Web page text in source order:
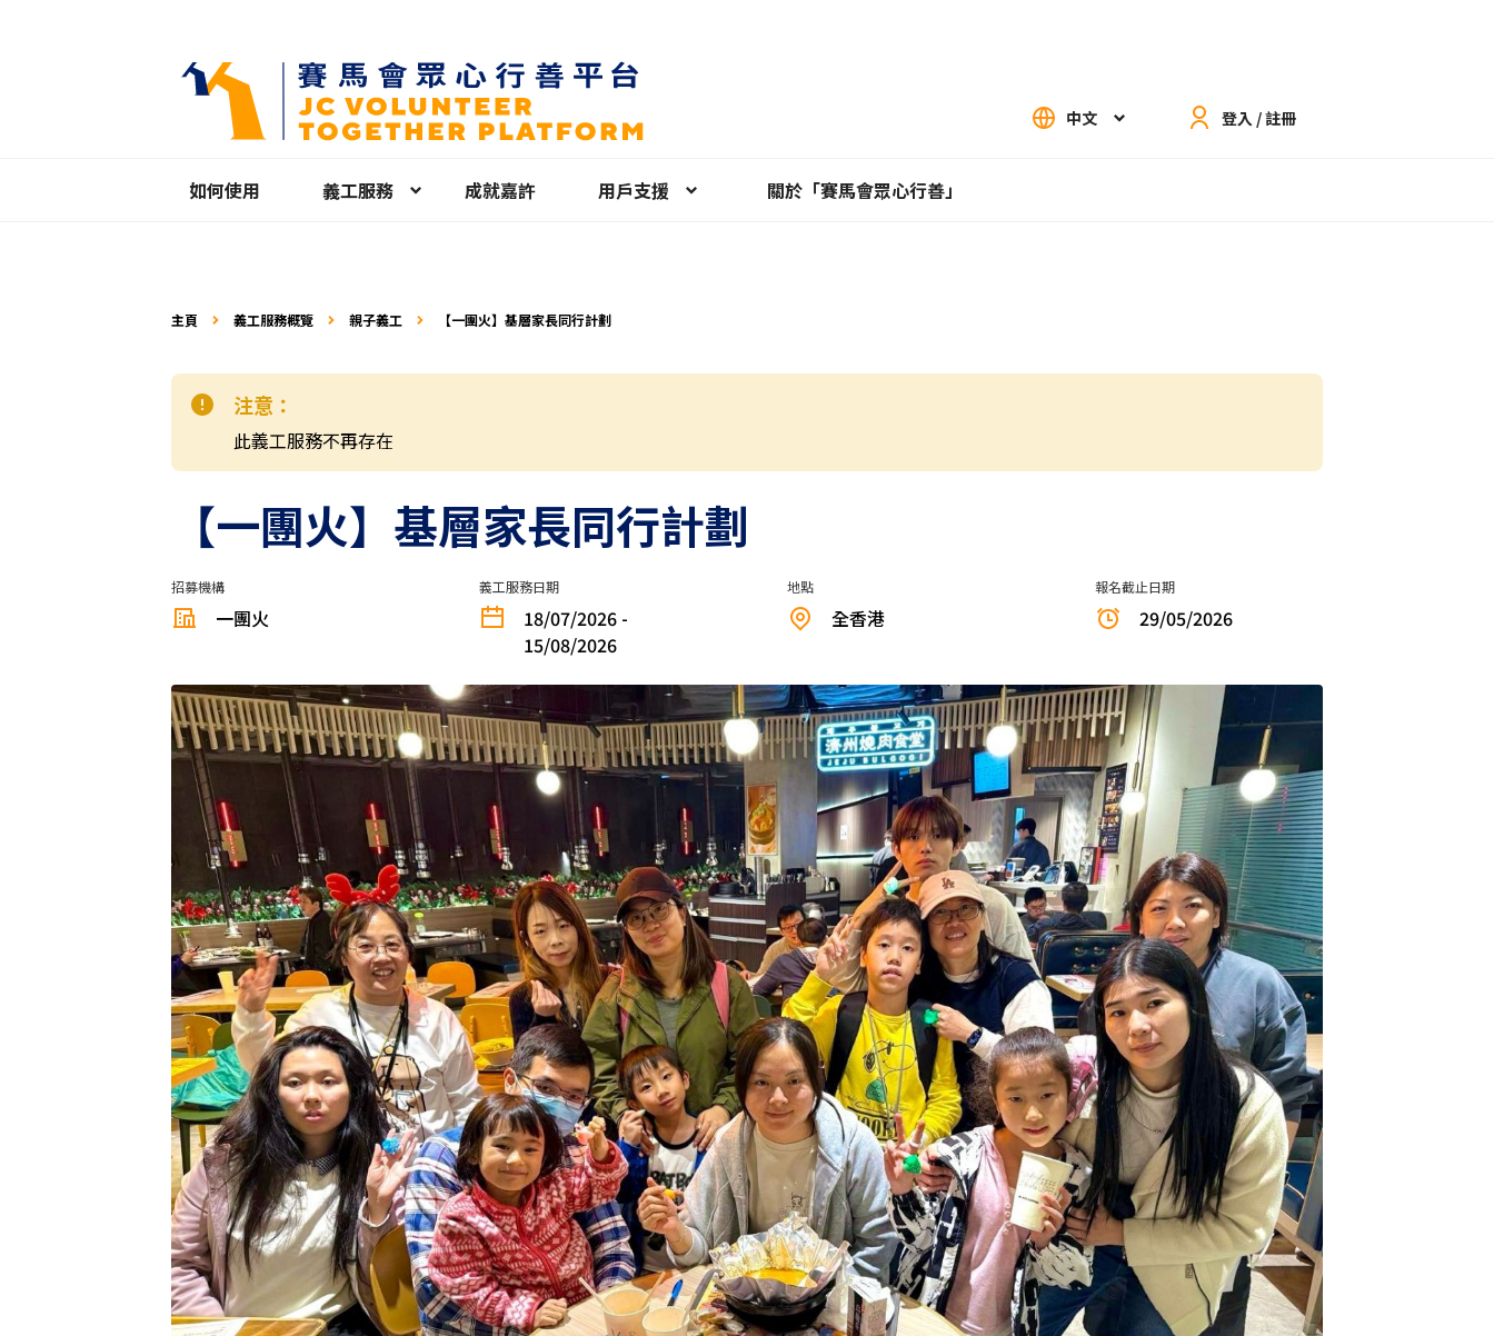
中文 登入 / 註冊
如何使用 義工服務 成就嘉許 用戶支援 關於「賽馬會眾心行善」
主頁 義工服務概覽 親子義工 【一團火】⁠基層家長同行計劃
注意：
此義工服務不再存在
【一團火】⁠基層家長同行計劃
招募機構
一團火
義工服務日期
18/07/2026 -
15/08/2026
地點
全香港
報名截止日期
29/05/2026